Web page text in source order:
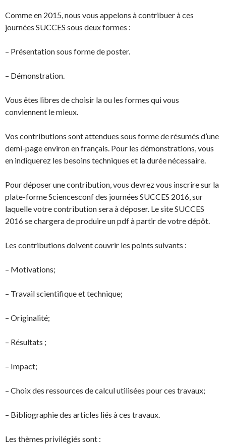
Comme en 2015, nous vous appelons à contribuer à ces
journées SUCCES sous deux formes :
– Présentation sous forme de poster.
– Démonstration.
Vous êtes libres de choisir la ou les formes qui vous
conviennent le mieux.
Vos contributions sont attendues sous forme de résumés d’une
demi-page environ en français. Pour les démonstrations, vous
en indiquerez les besoins techniques et la durée nécessaire.
Pour déposer une contribution, vous devrez vous inscrire sur la
plate-forme Sciencesconf des journées SUCCES 2016, sur
laquelle votre contribution sera à déposer. Le site SUCCES
2016 se chargera de produire un pdf à partir de votre dépôt.
Les contributions doivent couvrir les points suivants :
– Motivations;
– Travail scientifique et technique;
– Originalité;
– Résultats ;
– Impact;
– Choix des ressources de calcul utilisées pour ces travaux;
– Bibliographie des articles liés à ces travaux.
Les thèmes privilégiés sont :